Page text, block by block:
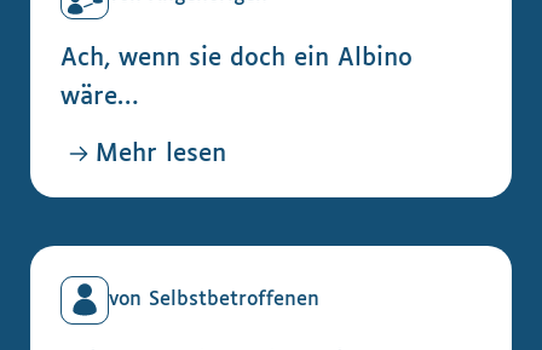
Ach, wenn sie doch ein Albino
wäre…
Mehr lesen
von Selbstbetroffenen